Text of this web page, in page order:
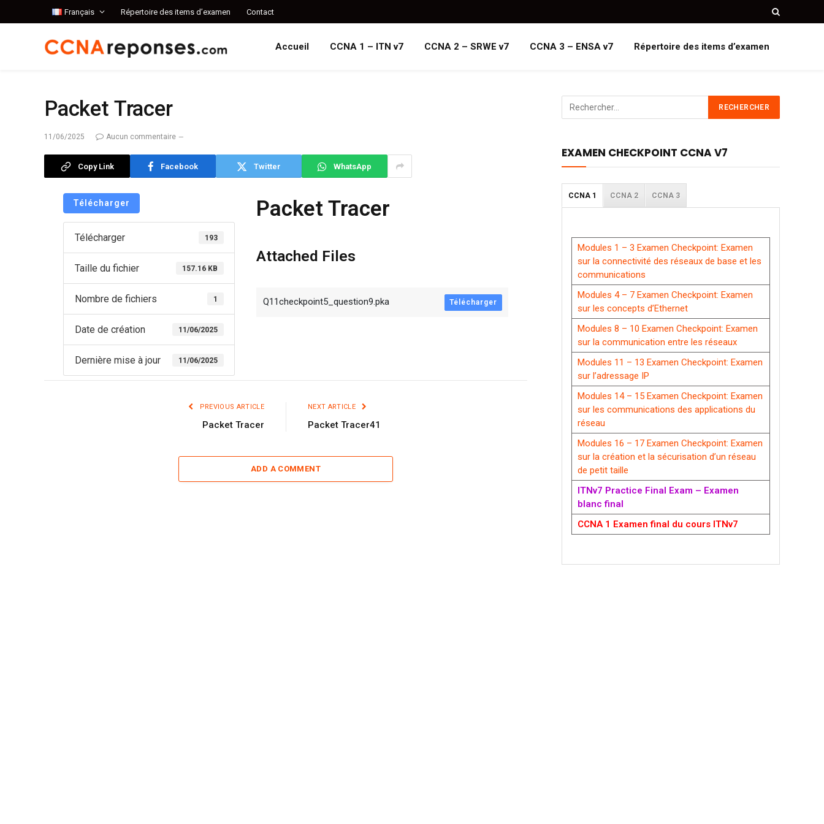
Français Répertoire des items d’examen Contact
Accueil CCNA 1 – ITN v7 CCNA 2 – SRWE v7 CCNA 3 – ENSA v7 Répertoire des items d’examen
Packet Tracer
11/06/2025 Aucun commentaire
Copy Link Facebook Twitter WhatsApp
Télécharger
Télécharger 193
Taille du fichier 157.16 KB
Nombre de fichiers 1
Date de création 11/06/2025
Dernière mise à jour 11/06/2025
Packet Tracer
Attached Files
Q11checkpoint5_question9.pka Télécharger
PREVIOUS ARTICLE
Packet Tracer
NEXT ARTICLE
Packet Tracer41
ADD A COMMENT
EXAMEN CHECKPOINT CCNA V7
CCNA 1 CCNA 2 CCNA 3
Modules 1 – 3 Examen Checkpoint: Examen
sur la connectivité des réseaux de base et les
communications
Modules 4 – 7 Examen Checkpoint: Examen
sur les concepts d’Ethernet
Modules 8 – 10 Examen Checkpoint: Examen
sur la communication entre les réseaux
Modules 11 – 13 Examen Checkpoint: Examen
sur l’adressage IP
Modules 14 – 15 Examen Checkpoint: Examen
sur les communications des applications du
réseau
Modules 16 – 17 Examen Checkpoint: Examen
sur la création et la sécurisation d’un réseau
de petit taille
ITNv7 Practice Final Exam – Examen
blanc final
CCNA 1 Examen final du cours ITNv7